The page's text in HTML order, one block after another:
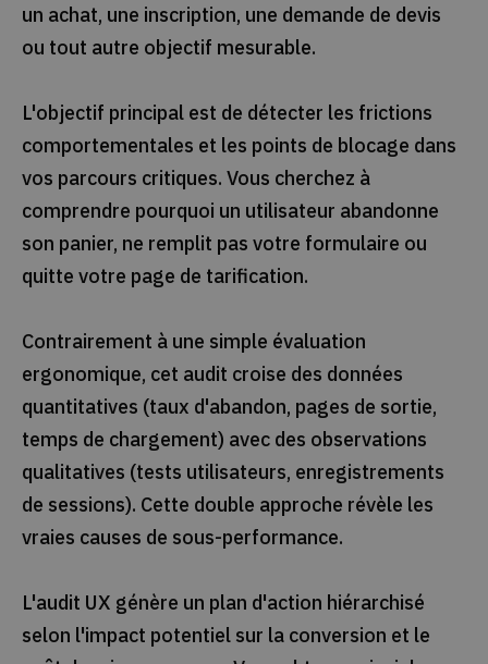
un achat, une inscription, une demande de devis
ou tout autre objectif mesurable.
L'objectif principal est de détecter les frictions
comportementales et les points de blocage dans
vos parcours critiques. Vous cherchez à
comprendre pourquoi un utilisateur abandonne
son panier, ne remplit pas votre formulaire ou
quitte votre page de tarification.
Contrairement à une simple évaluation
ergonomique, cet audit croise des données
quantitatives (taux d'abandon, pages de sortie,
temps de chargement) avec des observations
qualitatives (tests utilisateurs, enregistrements
de sessions). Cette double approche révèle les
vraies causes de sous-performance.
L'audit UX génère un plan d'action hiérarchisé
selon l'impact potentiel sur la conversion et le